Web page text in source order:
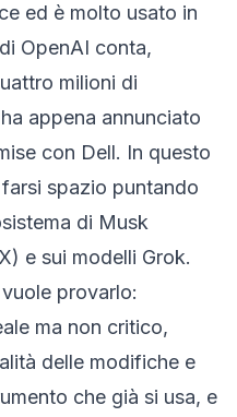
ed è molto usato in
OpenAI conta,
milioni di
appena annunciato
con Dell. In questo
spazio puntando
di Musk
e sui modelli Grok.
provarlo:
ma non critico,
delle modifiche e
che già si usa, e